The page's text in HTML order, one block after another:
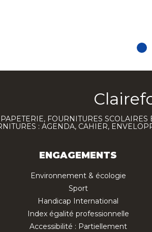
PAPETERIE, FOURNITURES
: AGENDA, CAHIER,
ENGAGEMENTS
Environnement & écologie
Sport
Handicap International
Index égalité professionnelle
Accessibilité : Partiellement